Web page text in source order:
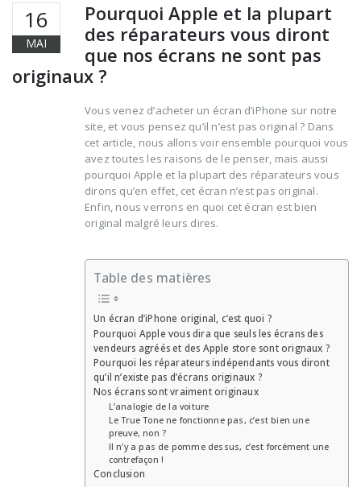
16
MAI
Pourquoi Apple et la plupart
des réparateurs vous diront
que nos écrans ne sont pas
originaux ?
Vous venez d’acheter un écran d’iPhone sur notre
site, et vous pensez qu’il n’est pas original ? Dans
cet article, nous allons voir ensemble pourquoi vous
avez toutes les raisons de le penser, mais aussi
pourquoi Apple et la plupart des réparateurs vous
dirons qu’en effet, cet écran n’est pas original.
Enfin, nous verrons en quoi cet écran est bien
original malgré leurs dires.
Table des matières
Un écran d’iPhone original, c’est quoi ?
Pourquoi Apple vous dira que seuls les écrans des
vendeurs agréés et des Apple store sont orignaux ?
Pourquoi les réparateurs indépendants vous diront
qu’il n’existe pas d’écrans originaux ?
Nos écrans sont vraiment originaux
L’analogie de la voiture
Le True Tone ne fonctionne pas, c’est bien une
preuve, non ?
Il n’y a pas de pomme dessus, c’est forcément une
contrefaçon !
Conclusion